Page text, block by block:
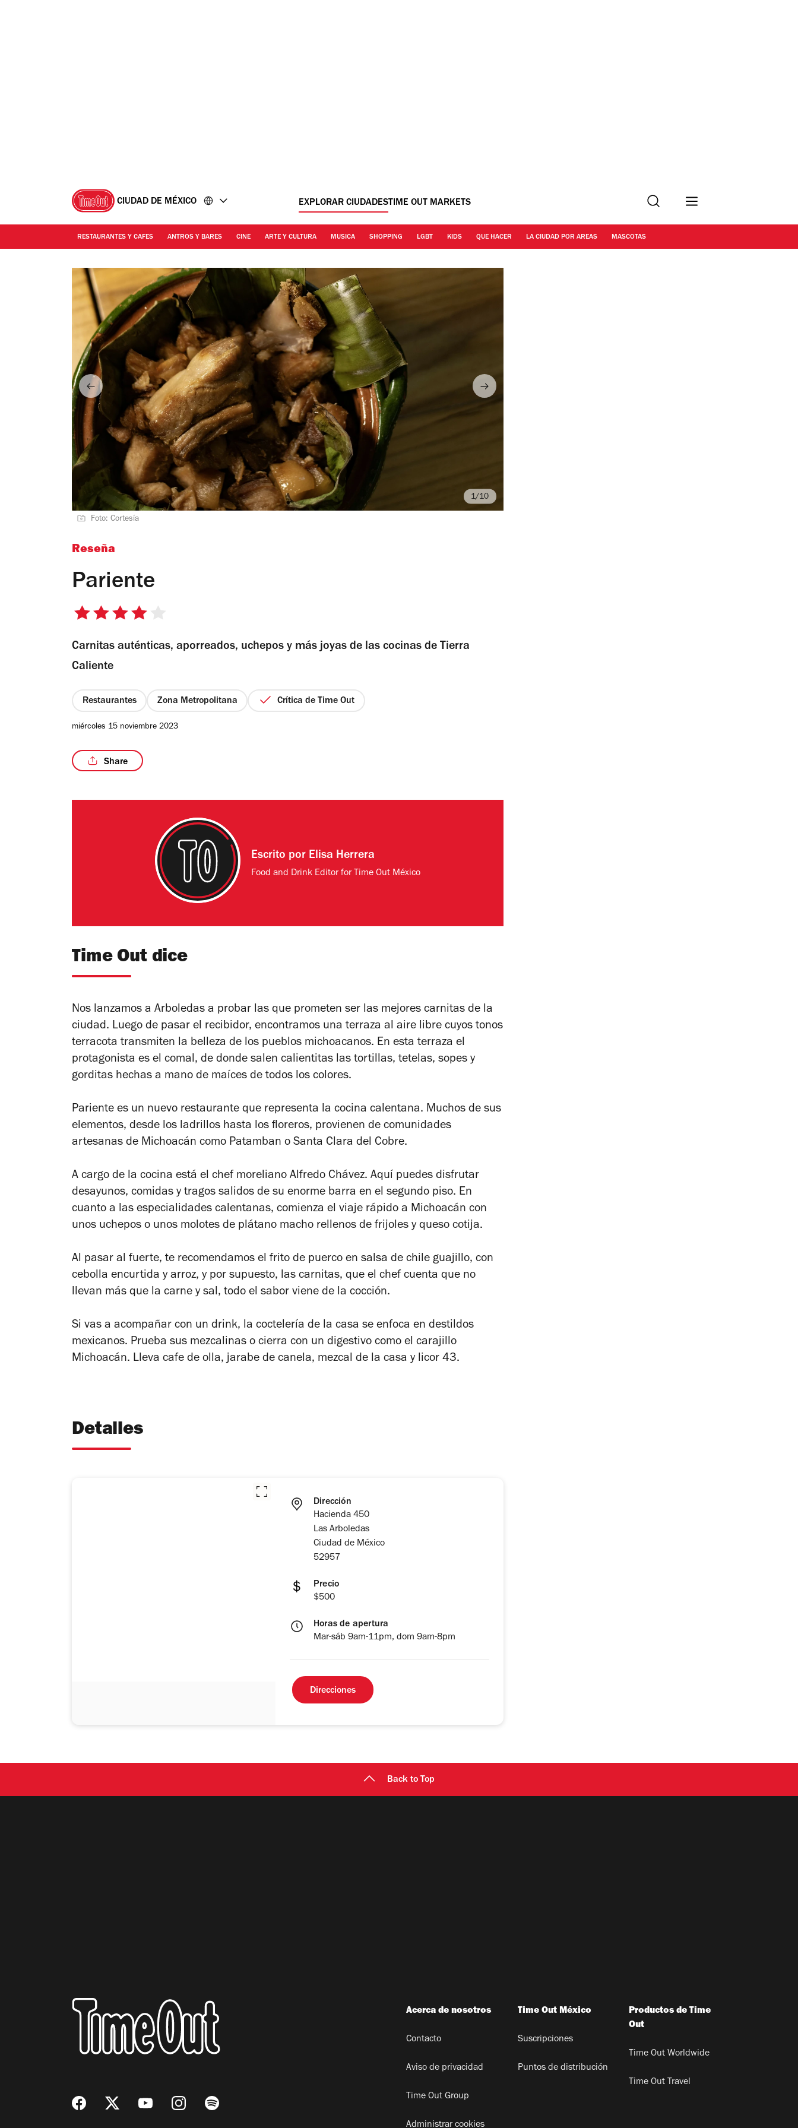
CIUDAD DE MÉXICO EXPLORAR CIUDADESTIME OUT MARKETS Buscar
RESTAURANTES Y CAFES ANTROS Y BARES CINE ARTE Y CULTURA MUSICA SHOPPING LGBT KIDS QUE HACER LA CIUDAD POR AREAS MASCOTAS
Foto: Cortesía
/10
Reseña
Pariente
4
5
Carnitas auténticas, aporreados, uchepos y más joyas de las cocinas de Tierra
Caliente
Restaurantes Zona Metropolitana Crítica de Time Out
miércoles 15 noviembre 2023
Share
Escrito por Elisa Herrera
Food and Drink Editor for Time Out México
Time Out dice
Nos lanzamos a Arboledas a probar las que prometen ser las mejores carnitas de la
ciudad. Luego de pasar el recibidor, encontramos una terraza al aire libre cuyos tonos
terracota transmiten la belleza de los pueblos michoacanos. En esta terraza el
protagonista es el comal, de donde salen calientitas las tortillas, tetelas, sopes y
gorditas hechas a mano de maíces de todos los colores.
Pariente es un nuevo restaurante que representa la cocina calentana. Muchos de sus
elementos, desde los ladrillos hasta los floreros, provienen de comunidades
artesanas de Michoacán como Patamban o Santa Clara del Cobre.
A cargo de la cocina está el chef moreliano Alfredo Chávez. Aquí puedes disfrutar
desayunos, comidas y tragos salidos de su enorme barra en el segundo piso. En
cuanto a las especialidades calentanas, comienza el viaje rápido a Michoacán con
unos uchepos o unos molotes de plátano macho rellenos de frijoles y queso cotija.
Al pasar al fuerte, te recomendamos el frito de puerco en salsa de chile guajillo, con
cebolla encurtida y arroz, y por supuesto, las carnitas, que el chef cuenta que no
llevan más que la carne y sal, todo el sabor viene de la cocción.
Si vas a acompañar con un drink, la coctelería de la casa se enfoca en destildos
mexicanos. Prueba sus mezcalinas o cierra con un digestivo como el carajillo
Michoacán. Lleva cafe de olla, jarabe de canela, mezcal de la casa y licor 43.
Detalles
Dirección
Hacienda 450
Las Arboledas
Ciudad de México
52957
Precio
$500
Horas de apertura
Mar-sáb 9am-11pm, dom 9am-8pm
Direcciones
Back to Top
Acerca de nosotros
Contacto
Aviso de privacidad
Time Out Group
Administrar cookies
Time Out México
Suscripciones
Puntos de distribución
Productos de Time
Out
Time Out Worldwide
Time Out Travel